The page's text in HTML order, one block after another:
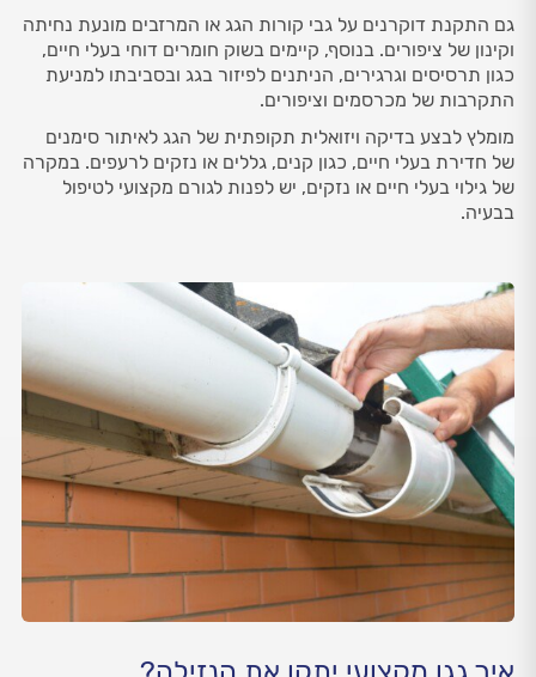
גם התקנת דוקרנים על גבי קורות הגג או המרזבים מונעת נחיתה
וקינון של ציפורים. בנוסף, קיימים בשוק חומרים דוחי בעלי חיים,
כגון תרסיסים וגרגירים, הניתנים לפיזור בגג ובסביבתו למניעת
התקרבות של מכרסמים וציפורים.
מומלץ לבצע בדיקה ויזואלית תקופתית של הגג לאיתור סימנים
של חדירת בעלי חיים, כגון קנים, גללים או נזקים לרעפים. במקרה
של גילוי בעלי חיים או נזקים, יש לפנות לגורם מקצועי לטיפול
בבעיה.